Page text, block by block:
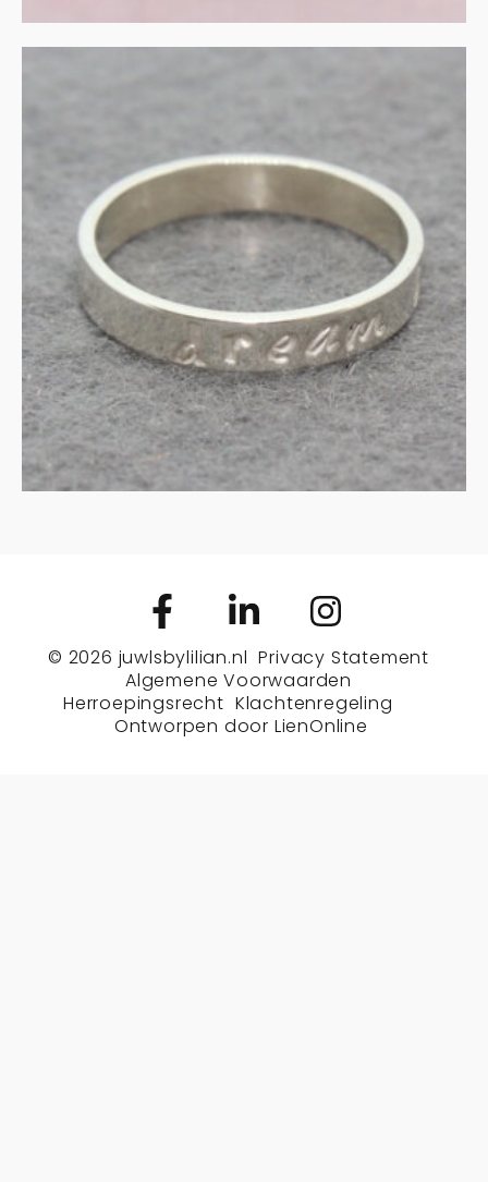
Zilveren ring met tekst
€90.00
IN WINKELMAND
© 2026 juwlsbylilian.nl Privacy Statement
Algemene Voorwaarden
Herroepingsrecht Klachtenregeling
Ontworpen door LienOnline